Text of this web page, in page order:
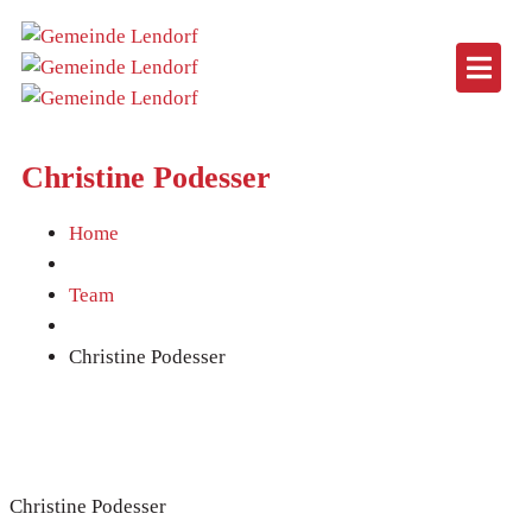
Christine Podesser
Home
Team
Christine Podesser
Christine Podesser